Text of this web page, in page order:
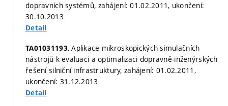
dopravních systémů, zahájení: 01.02.2011, ukončení:
30.10.2013
Detail
TA01031193, Aplikace mikroskopických simulačních
nástrojů k evaluaci a optimalizaci dopravně-inženýrských
řešení silniční infrastruktury, zahájení: 01.02.2011,
ukončení: 31.12.2013
Detail